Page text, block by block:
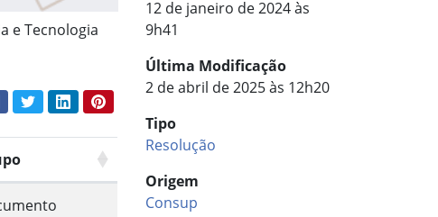
e Tecnologia
conteúdo:
TwitterLinkedInPinterest
12 de janeiro de 2024 às
9h41
Última Modificação
2 de abril de 2025 às 12h20
Tipo
Resolução
Origem
Consup